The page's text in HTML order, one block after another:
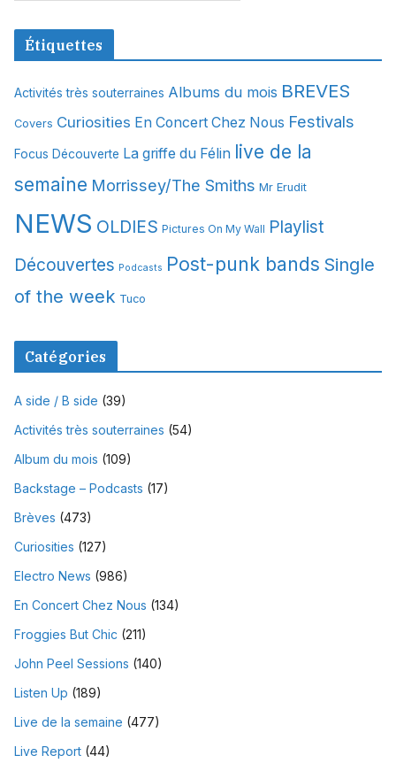
c
v
e
Étiquettes
Activités très souterraines Albums du mois BREVES
Covers Curiosities En Concert Chez Nous Festivals
Focus Découverte La griffe du Félin live de la
semaine Morrissey/The Smiths Mr Erudit
NEWS OLDIES Pictures On My Wall Playlist
Découvertes Podcasts Post-punk bands Single
of the week Tuco
Catégories
A side / B side (39)
Activités très souterraines (54)
Album du mois (109)
Backstage – Podcasts (17)
Brèves (473)
Curiosities (127)
Electro News (986)
En Concert Chez Nous (134)
Froggies But Chic (211)
John Peel Sessions (140)
Listen Up (189)
Live de la semaine (477)
Live Report (44)